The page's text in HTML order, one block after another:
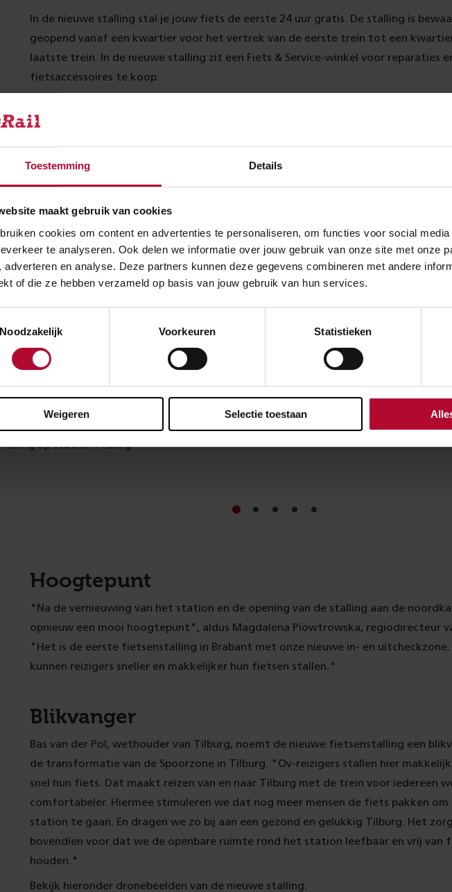
Toestemming Details
maakt gebruik van cookies
cookies om content en advertenties te personaliseren, om functies voor social
te analyseren. Ook delen we informatie over jouw gebruik van onze site met onze
adverteren en analyse. Deze partners kunnen deze gegevens combineren met andere
of die ze hebben verzameld op basis van jouw gebruik van hun services.
Noodzakelijk
Voorkeuren Statistieken
Weigeren Selectie toestaan
In de nieuwe stalling stal je jouw fiets de eerste 24 uur gratis. De stalling is
geopend vanaf een kwartier voor het vertrek van de eerste trein tot een
laatste trein. In de nieuwe stalling zit een Fiets & Service-winkel voor reparaties
fietsaccessoires te koop.
op station Tilburg
Ga
Ga
Ga
Ga
Ga
Hoogtepunt
"Na de vernieuwing van het station en de opening van de stalling aan de
opnieuw een mooi hoogtepunt", aldus Magdalena Piowtrowska, regiodirecteur
"Het is de eerste fietsenstalling in Brabant met onze nieuwe in- en
kunnen reizigers sneller en makkelijker hun fietsen stallen."
Blikvanger
Bas van der Pol, wethouder van Tilburg, noemt de nieuwe fietsenstalling een
de transformatie van de Spoorzone in Tilburg. "Ov-reizigers stallen hier
snel hun fiets. Dat maakt reizen van en naar Tilburg met de trein voor iedereen
comfortabeler. Hiermee stimuleren we dat nog meer mensen de fiets pakken om
station te gaan. En dragen we zo bij aan een gezond en gelukkig Tilburg. Het
bovendien voor dat we de openbare ruimte rond het station leefbaar en vrij van
houden."
Bekijk hieronder dronebeelden van de nieuwe stalling.